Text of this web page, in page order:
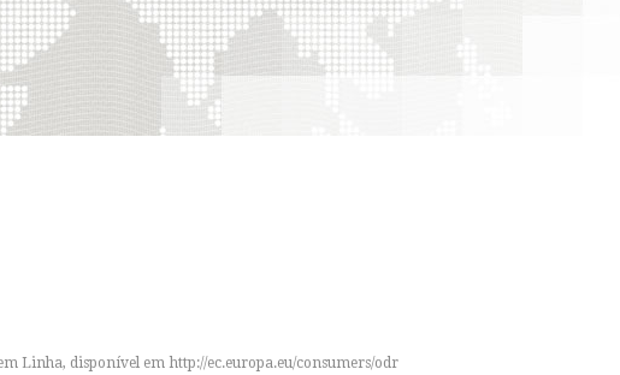
Linha, disponível em http://ec.europa.eu/consumers/odr